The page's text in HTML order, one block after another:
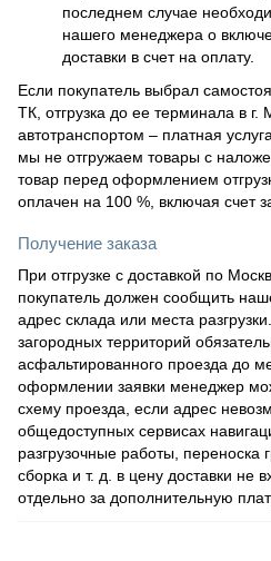
последнем случае
нашего менеджера о
доставки в счет на оплату.
Если покупатель выбрал
ТК, отгрузка до ее терминала в
автотранспортом – платная
мы не отгружаем товары с
товар перед оформлением
оплачен на 100 %, включая счет
Получение заказа
При отгрузке с доставкой по
покупатель должен сообщить
адрес склада или места
загородных территорий
асфальтированного проезда до
оформлении заявки менеджер
схему проезда, если адрес
общедоступных сервисах
разгрузочные работы, переноска
сборка и т. д. в цену доставки не
отдельно за дополнительную